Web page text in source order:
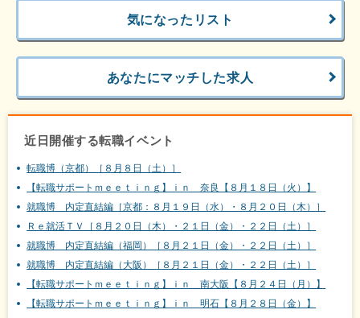
気になったリスト
あなたにマッチした求人
近日開催する転職イベント
転職博（京都）［８月８日（土）］
【転職サポートｍｅｅｔｉｎｇ】ｉｎ 奈良【８月１８日（火）】
就職博 内定直結編［京都：８月１９日（水）・８月２０日（木）］
Ｒｅ就活ＴＶ［８月２０日（木）・２１日（金）・２２日（土）］
就職博 内定直結編（福岡）［８月２１日（金）・２２日（土）］
就職博 内定直結編（大阪）［８月２１日（金）・２２日（土）］
【転職サポートｍｅｅｔｉｎｇ】ｉｎ 南大阪【８月２４日（月）】
【転職サポートｍｅｅｔｉｎｇ】ｉｎ 明石【８月２８日（金）】